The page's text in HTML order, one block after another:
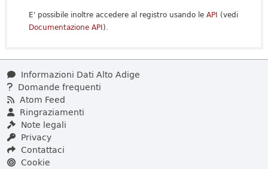
E' possibile inoltre accedere al registro usando le API (vedi
Documentazione API).
Informazioni Dati Alto Adige
Domande frequenti
Atom Feed
Ringraziamenti
Note legali
Privacy
Contattaci
Cookie